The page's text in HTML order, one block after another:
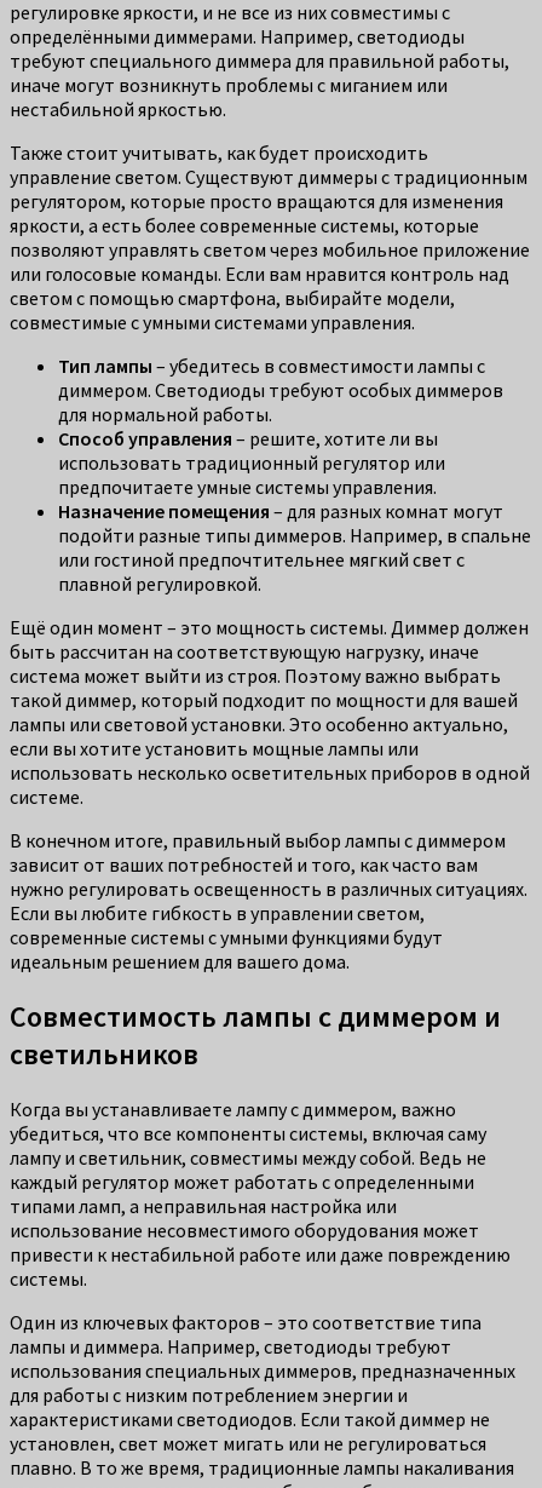
регулировке яркости, и не все из них совместимы с
определёнными диммерами. Например, светодиоды
требуют специального диммера для правильной работы,
иначе могут возникнуть проблемы с миганием или
нестабильной яркостью.
Также стоит учитывать, как будет происходить
управление светом. Существуют диммеры с традиционным
регулятором, которые просто вращаются для изменения
яркости, а есть более современные системы, которые
позволяют управлять светом через мобильное приложение
или голосовые команды. Если вам нравится контроль над
светом с помощью смартфона, выбирайте модели,
совместимые с умными системами управления.
Тип лампы – убедитесь в совместимости лампы с
диммером. Светодиоды требуют особых диммеров
для нормальной работы.
Способ управления – решите, хотите ли вы
использовать традиционный регулятор или
предпочитаете умные системы управления.
Назначение помещения – для разных комнат могут
подойти разные типы диммеров. Например, в спальне
или гостиной предпочтительнее мягкий свет с
плавной регулировкой.
Ещё один момент – это мощность системы. Диммер должен
быть рассчитан на соответствующую нагрузку, иначе
система может выйти из строя. Поэтому важно выбрать
такой диммер, который подходит по мощности для вашей
лампы или световой установки. Это особенно актуально,
если вы хотите установить мощные лампы или
использовать несколько осветительных приборов в одной
системе.
В конечном итоге, правильный выбор лампы с диммером
зависит от ваших потребностей и того, как часто вам
нужно регулировать освещенность в различных ситуациях.
Если вы любите гибкость в управлении светом,
современные системы с умными функциями будут
идеальным решением для вашего дома.
Совместимость лампы с диммером и
светильников
Когда вы устанавливаете лампу с диммером, важно
убедиться, что все компоненты системы, включая саму
лампу и светильник, совместимы между собой. Ведь не
каждый регулятор может работать с определенными
типами ламп, а неправильная настройка или
использование несовместимого оборудования может
привести к нестабильной работе или даже повреждению
системы.
Один из ключевых факторов – это соответствие типа
лампы и диммера. Например, светодиоды требуют
использования специальных диммеров, предназначенных
для работы с низким потреблением энергии и
характеристиками светодиодов. Если такой диммер не
установлен, свет может мигать или не регулироваться
плавно. В то же время, традиционные лампы накаливания